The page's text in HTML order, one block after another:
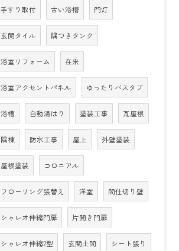
手すり取付 古い浴槽 門灯
玄関タイル 隅つきタンク
浴室リフォーム 在来
浴室アクセントパネル ゆったりバスタブ
浴槽 自動湯はり 塗装工事 瓦屋根
隅棟 防水工事 屋上 外壁塗装
屋根塗装 コロニアル
フローリング張替え 洋室 間仕切り壁
シャレオ伸縮門扉 片開き門扉
シャレオ伸縮2型 玄関土間 シート張り